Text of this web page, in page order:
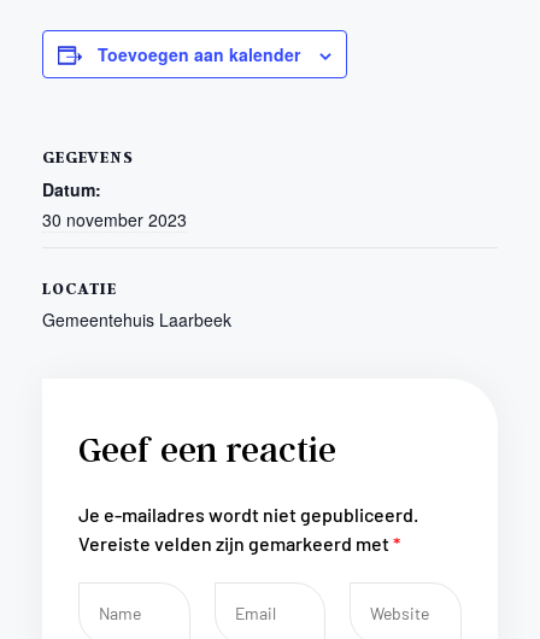
Toevoegen aan kalender
GEGEVENS
Datum:
30 november 2023
LOCATIE
Gemeentehuis Laarbeek
Geef een reactie
Je e-mailadres wordt niet gepubliceerd.
Vereiste velden zijn gemarkeerd met*